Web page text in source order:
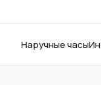
Наручные часы